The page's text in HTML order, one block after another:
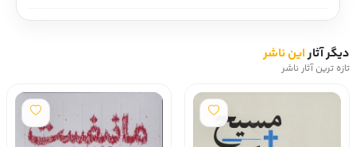
دیگر آثاراین ناشر
تازه ترین آثار ناشر